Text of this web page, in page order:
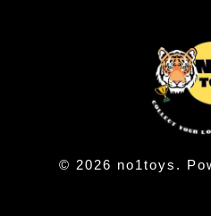
© 2026 no1toys.